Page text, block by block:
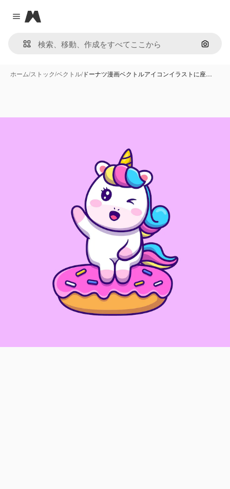
Close menu
Magnific
画像で
ホーム/ストック/ベクトル/ドーナツ漫画ベクトルアイコンイラストに座…